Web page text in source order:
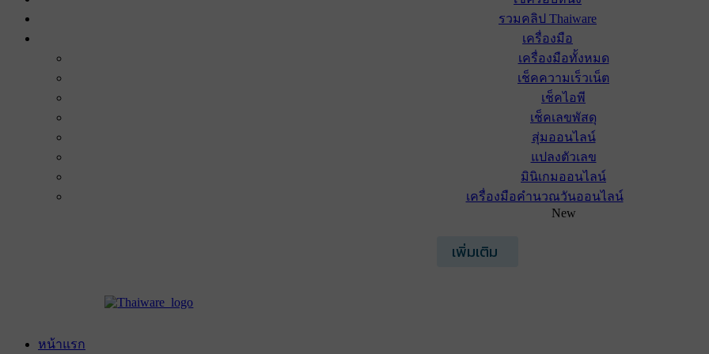
รวมคลิป Thaiware
เครื่องมือ
เครื่องมือทั้งหมด
เช็คความเร็วเน็ต
เช็คไอพี
เช็คเลขพัสดุ
สุ่มออนไลน์
แปลงตัวเลข
มินิเกมออนไลน์
เครื่องมือคำนวณวันออนไลน์
New
เพิ่มเติม
หน้าแรก